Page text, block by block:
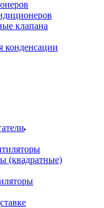
клапана
конденсации
(квадратные)